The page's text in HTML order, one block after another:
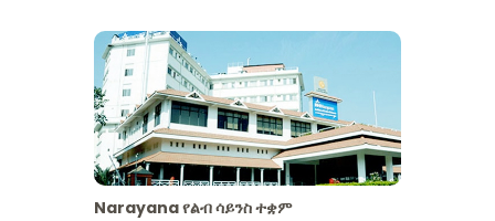
Narayana የልብ ሳይንስ ተቋም